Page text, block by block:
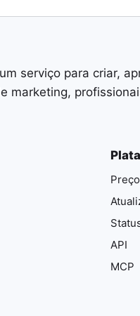
serviço para criar,
marketing,
API
MCP